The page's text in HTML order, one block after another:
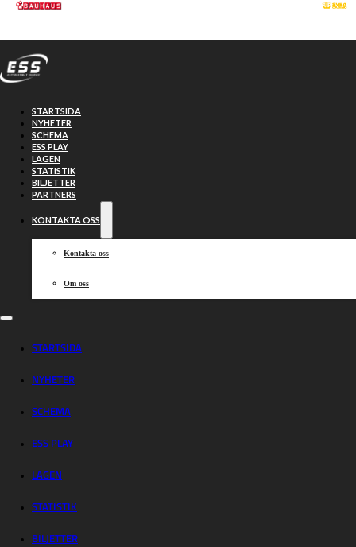
Hoppa till huvudinnehåll
STARTSIDA
NYHETER
SCHEMA
ESS PLAY
LAGEN
STATISTIK
BILJETTER
PARTNERS
KONTAKTA OSS
Kontakta oss
Om oss
STARTSIDA
NYHETER
SCHEMA
ESS PLAY
LAGEN
STATISTIK
BILJETTER
Västervik
svenska mästare!